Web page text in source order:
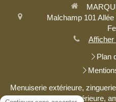
Malchamp 101
Afficher
Plan
Menuiserie extérieure,
bande, menuiserie intérieure,